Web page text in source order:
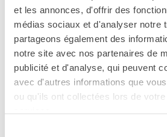
et les annonces, d'offrir des
médias sociaux et d'analyser notre
partageons également des
notre site avec nos partenaires de
publicité et d'analyse, qui peuvent
avec d'autres informations que
ou qu'ils ont collectées lors de
mutuelle d’une quête spirituelle
Mariangela Laviano est
arabe et d’islamologie à l’Institut
et d’islamologie (PISAI) à Rome.
l’arabe classique à l’Université
Rome) et propose un cours sur le
à l’Institut théologique « Leoniano »
de Mariangela Laviano porte
coranique moderne et